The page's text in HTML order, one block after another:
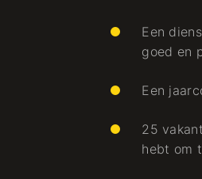
Een
goed en
Een
25
hebt om